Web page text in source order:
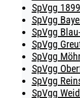
SpVgg
SpVgg
SpVgg
SpVgg
SpVgg
SpVgg
SpVgg
SpVgg